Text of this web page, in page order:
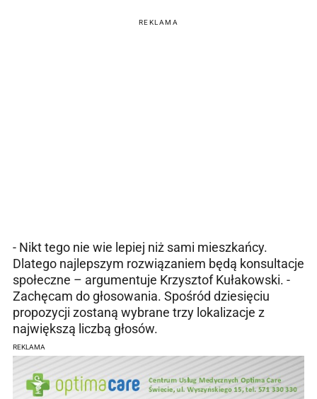
REKLAMA
- Nikt tego nie wie lepiej niż sami mieszkańcy.
Dlatego najlepszym rozwiązaniem będą konsultacje
społeczne – argumentuje Krzysztof Kułakowski. -
Zachęcam do głosowania. Spośród dziesięciu
propozycji zostaną wybrane trzy lokalizacje z
największą liczbą głosów.
REKLAMA